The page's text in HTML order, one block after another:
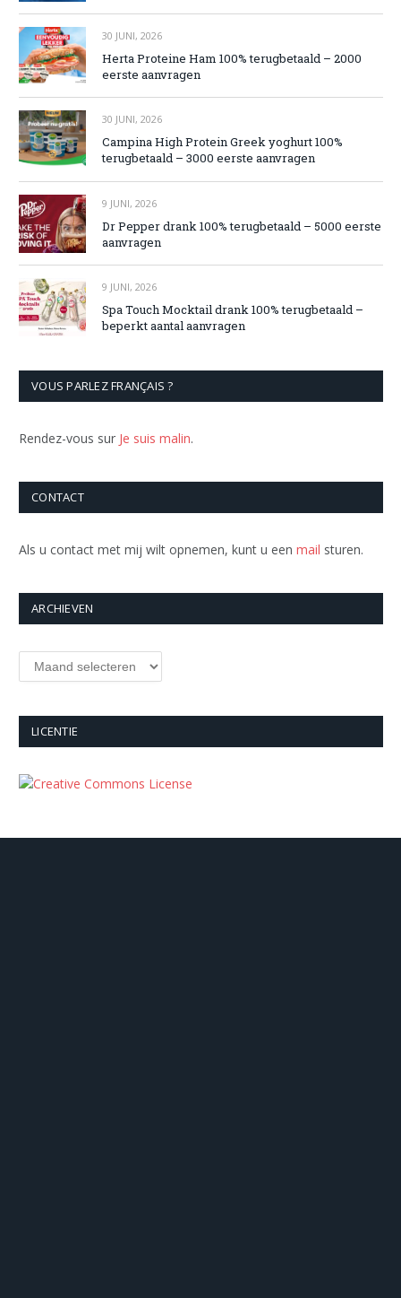
30 JUNI, 2026
Herta Proteine Ham 100% terugbetaald – 2000
eerste aanvragen
30 JUNI, 2026
Campina High Protein Greek yoghurt 100%
terugbetaald – 3000 eerste aanvragen
9 JUNI, 2026
Dr Pepper drank 100% terugbetaald – 5000 eerste
aanvragen
9 JUNI, 2026
Spa Touch Mocktail drank 100% terugbetaald –
beperkt aantal aanvragen
VOUS PARLEZ FRANÇAIS ?
Rendez-vous sur Je suis malin.
CONTACT
Als u contact met mij wilt opnemen, kunt u een mail sturen.
ARCHIEVEN
Archieven
LICENTIE